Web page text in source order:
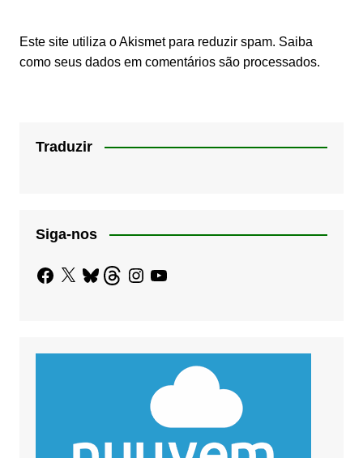
Este site utiliza o Akismet para reduzir spam. Saiba
como seus dados em comentários são processados.
Traduzir
Siga-nos
Facebook
X BlueskyThreadsInstagram
YouTube